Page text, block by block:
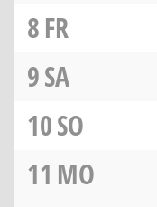
8FR
9SA
10SO
11 MO